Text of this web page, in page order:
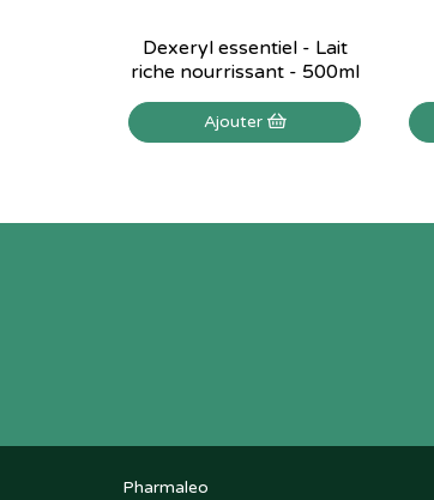
Dexeryl essentiel - Lait
riche nourrissant - 500ml
Ajouter
Pharmaleo